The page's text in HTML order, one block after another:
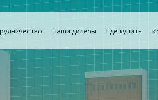
Наши дилеры Где купить